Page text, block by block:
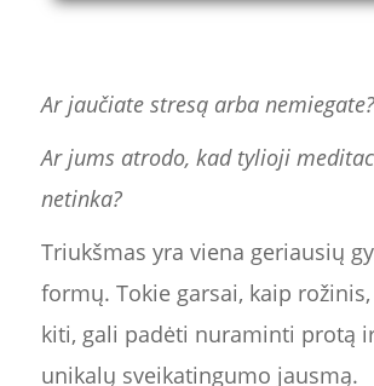
Ar jaučiate stresą arba nemiegate?
Ar jums atrodo, kad tylioji
netinka?
Triukšmas yra viena geriausių
formų. Tokie garsai, kaip
kiti, gali padėti nuraminti protą
unikalų sveikatingumo jausmą.